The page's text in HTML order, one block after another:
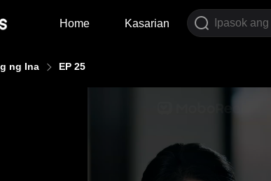
Home Kasarian
ng Ina EP 25